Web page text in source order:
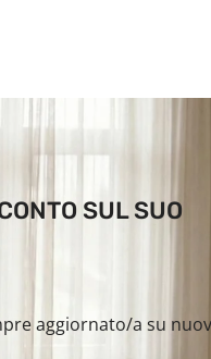
SUL SUO
aggiornato/a su